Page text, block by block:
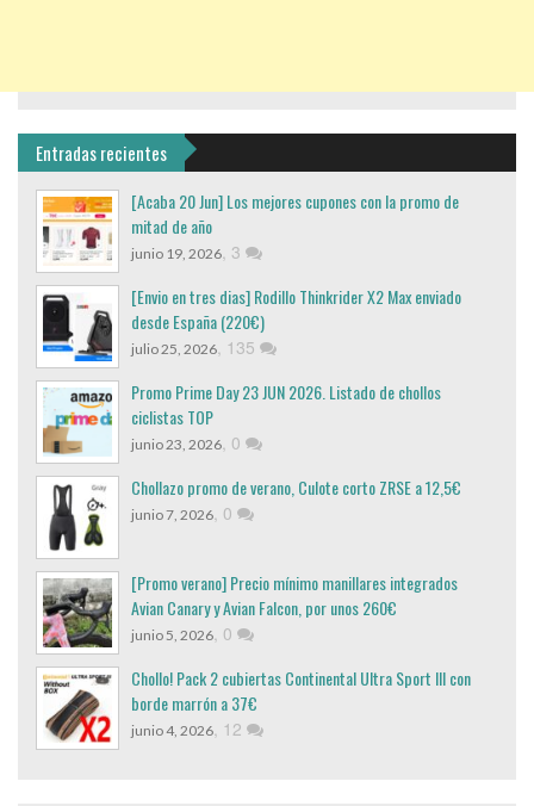
Entradas recientes
[Acaba 20 Jun] Los mejores cupones con la promo de
mitad de año
junio 19, 2026, 3
[Envio en tres dias] Rodillo Thinkrider X2 Max enviado
desde España (220€)
julio 25, 2026, 135
Promo Prime Day 23 JUN 2026. Listado de chollos
ciclistas TOP
junio 23, 2026, 0
Chollazo promo de verano, Culote corto ZRSE a 12,5€
junio 7, 2026, 0
[Promo verano] Precio mínimo manillares integrados
Avian Canary y Avian Falcon, por unos 260€
junio 5, 2026, 0
Chollo! Pack 2 cubiertas Continental Ultra Sport III con
borde marrón a 37€
junio 4, 2026, 12